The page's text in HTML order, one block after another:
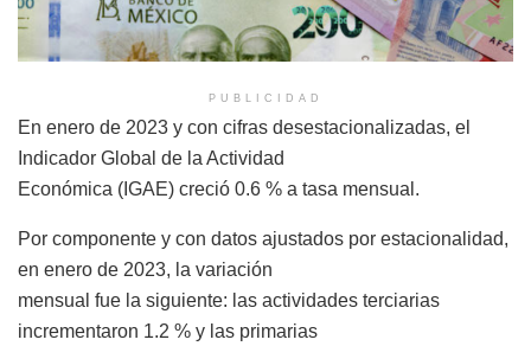
PUBLICIDAD
En enero de 2023 y con cifras desestacionalizadas, el
Indicador Global de la Actividad
Económica (IGAE) creció 0.6 % a tasa mensual.
Por componente y con datos ajustados por estacionalidad,
en enero de 2023, la variación
mensual fue la siguiente: las actividades terciarias
incrementaron 1.2 % y las primarias